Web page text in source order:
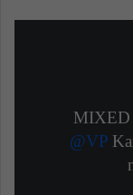
MIXED
@VP